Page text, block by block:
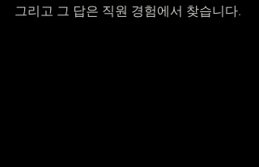
그리고 그 답은 직원 경험에서 찾습니다.